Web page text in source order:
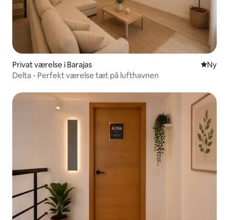
Privat værelse i Barajas Nyt
Ny
Delta - Perfekt værelse tæt på lufthavnen